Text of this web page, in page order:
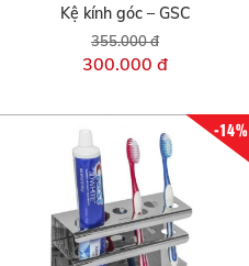
Kệ kính góc – GSC
355.000 đ
300.000 đ
-14%